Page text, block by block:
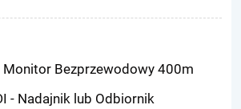
Monitor Bezprzewodowy 400m
- Nadajnik lub Odbiornik